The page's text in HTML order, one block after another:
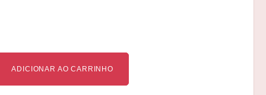
ADICIONAR AO CARRINHO